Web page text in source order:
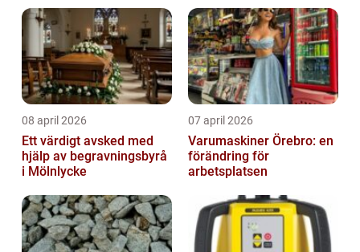
08 april 2026
Ett värdigt avsked med
hjälp av begravningsbyrå
i Mölnlycke
07 april 2026
Varumaskiner Örebro: en
förändring för
arbetsplatsen